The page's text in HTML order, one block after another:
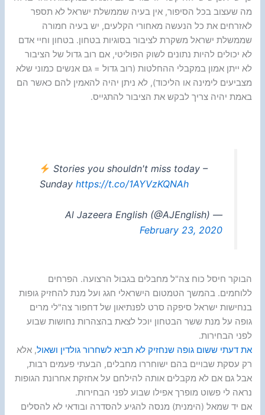
מה שעצוב בכל הסיפור, אין בעיה שממשלת ישראל לא תספר
לאזרחים את כל הנעשה מאחורי הקלעים, יש בעיה חמורה
שממשלת ישראל משקרת לציבור בסוגיות בטחון. בטחון וחיי אדם
לא יכולים להיות נתונים לשוק הפוליטי, אם רוב גדול של הציבור
לא ייתן אמון במקבלי ההחלטות (רוב גדול = גם אנשים כמוני שלא
מצביעים לימינה או הליכוד), לא ניתן יהיה להאמין להם כאשר הם
באמת יהיה צריך לבקש את הציבור להתגייס.
Stories you shouldn't miss today –
Sunday https://t.co/1AYVzKQNAh
— Al Jazeera English (@AJEnglish)
February 23, 2020
הבוקר חיסל כוח צה"ל מחבלים בגבול הרצועה. הפרחים
ללוחמים. בהמשך הטמטום הישראלי חגג ועל מנת להחזיק גופות
בנחישות ישראל סיפקה סרט לפנתיאון של דחפור צה"לי מרים
גופה על מנת ששר הבטחון יוכל לצאת בהצהרות נחושות שבוע
לפני הבחירות.
את דעתי ששום גופה שנחזיק לא תביא לשחרור גולדין ושאול, אלא
רק עסקת שבויים בהם ישוחררו מחבלים, הבעתי פעמים רבות,
אבל גם אם לא מקבלים אותה להילחם על אחזקת אחרונת הגופות
נראה לי פשוט מופרך אפילו שבוע לפני הבחירות.
אם יד שמאל (הימנית) מנסה להגיע להסדרה ובודאי לא להסלים